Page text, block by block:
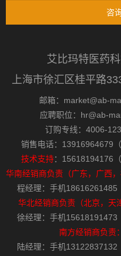
咨
艾比玛特医药
上海市徐汇区桂平路
邮箱：market@ab-
应聘职位：hr@ab-
订购专线：4006-
销售电话：13916964679（
技术支持：15618194176（
华南经销商负责（广东，广西，
程经理：手机18616261485
华北经销商负责（北京，天
徐经理：手机15618191473
南方经销商负责：
陆经理：手机13122837132